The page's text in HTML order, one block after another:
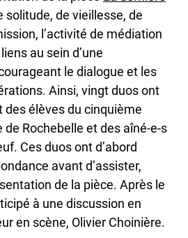
de vieillesse, de
l’activité de médiation
au sein d’une
le dialogue et les
Ainsi, vingt duos ont
des élèves du cinquième
de Rochebelle et des aîné-e-s
Ces duos ont d’abord
avant d’assister,
de la pièce. Après le
à une discussion en
en scène, Olivier Choinière.